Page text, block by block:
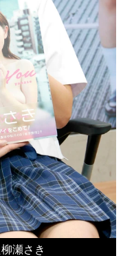
瀬さき